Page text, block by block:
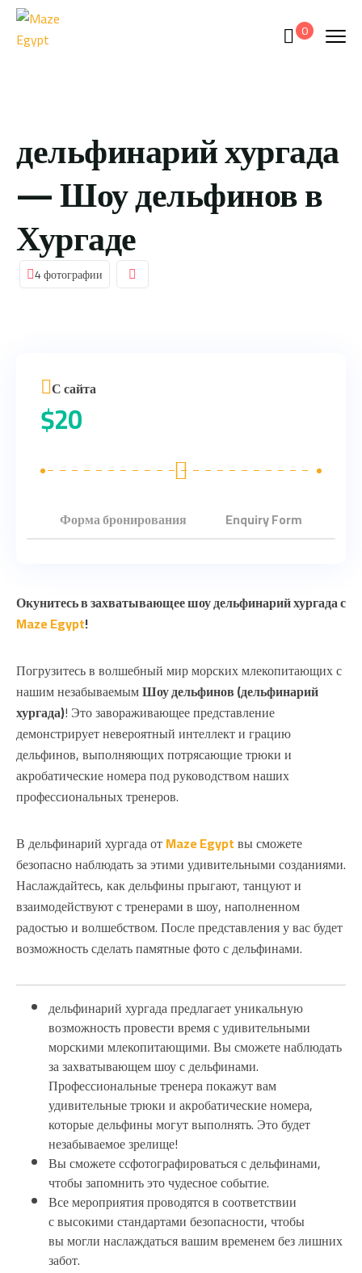
0
дельфинарий хургада
— Шоу дельфинов в
Хургаде
4 фотографии
Окунитесь в захватывающее шоу дельфинарий хургада с
Maze Egypt!
Погрузитесь в волшебный мир морских млекопитающих с
нашим незабываемымШоу дельфинов (дельфинарий
хургада)! Это завораживающее представление
демонстрирует невероятный интеллект и грацию
дельфинов, выполняющих потрясающие трюки и
акробатические номера под руководством наших
профессиональных тренеров.
В дельфинарий хургада отMaze Egyptвы сможете
безопасно наблюдать за этими удивительными созданиями.
Наслаждайтесь, как дельфины прыгают, танцуют и
взаимодействуют с тренерами в шоу, наполненном
радостью и волшебством. После представления у вас будет
возможность сделать памятные фото с дельфинами.
дельфинарий хургада предлагает уникальную
возможность провести время с удивительными
морскими млекопитающими. Вы сможете наблюдать
за захватывающем шоу с дельфинами.
Профессиональные тренера покажут вам
удивительные трюки и акробатические номера,
которые дельфины могут выполнять. Это будет
незабываемое зрелище!
Вы сможете ссфотографироваться с дельфинами,
чтобы запомнить это чудесное событие.
Все мероприятия проводятся в соответствии
с высокими стандартами безопасности, чтобы
вы могли наслаждаться вашим временем без лишних
забот.
С сайта
$20
Форма бронирования Enquiry Form